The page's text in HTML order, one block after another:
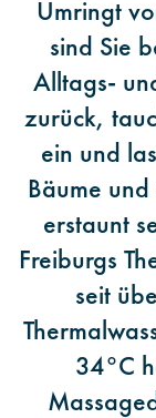
Umringt
sind Sie
Alltags-
zurück,
ein und
Bäume
erstaunt
Freiburgs
seit
34°C